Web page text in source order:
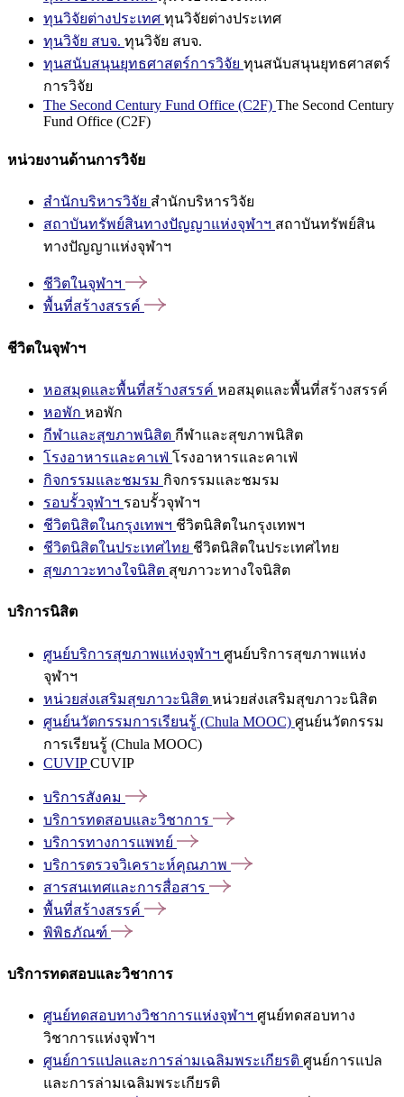
ทุนวิจัยต่างประเทศ ทุนวิจัยต่างประเทศ
ทุนวิจัย สบจ. ทุนวิจัย สบจ.
ทุนสนับสนุนยุทธศาสตร์การวิจัย ทุนสนับสนุนยุทธศาสตร์
การวิจัย
The Second Century Fund Office (C2F) The Second Century
Fund Office (C2F)
หน่วยงานด้านการวิจัย
สำนักบริหารวิจัย สำนักบริหารวิจัย
สถาบันทรัพย์สินทางปัญญาแห่งจุฬาฯ สถาบันทรัพย์สิน
ทางปัญญาแห่งจุฬาฯ
ชีวิตในจุฬาฯ
พื้นที่สร้างสรรค์
ชีวิตในจุฬาฯ
หอสมุดและพื้นที่สร้างสรรค์ หอสมุดและพื้นที่สร้างสรรค์
หอพัก หอพัก
กีฬาและสุขภาพนิสิต กีฬาและสุขภาพนิสิต
โรงอาหารและคาเฟ่ โรงอาหารและคาเฟ่
กิจกรรมและชมรม กิจกรรมและชมรม
รอบรั้วจุฬาฯ รอบรั้วจุฬาฯ
ชีวิตนิสิตในกรุงเทพฯ ชีวิตนิสิตในกรุงเทพฯ
ชีวิตนิสิตในประเทศไทย ชีวิตนิสิตในประเทศไทย
สุขภาวะทางใจนิสิต สุขภาวะทางใจนิสิต
บริการนิสิต
ศูนย์บริการสุขภาพแห่งจุฬาฯ ศูนย์บริการสุขภาพแห่ง
จุฬาฯ
หน่วยส่งเสริมสุขภาวะนิสิต หน่วยส่งเสริมสุขภาวะนิสิต
ศูนย์นวัตกรรมการเรียนรู้ (Chula MOOC) ศูนย์นวัตกรรม
การเรียนรู้ (Chula MOOC)
CUVIPCUVIP
บริการสังคม
บริการทดสอบและวิชาการ
บริการทางการแพทย์
บริการตรวจวิเคราะห์คุณภาพ
สารสนเทศและการสื่อสาร
พื้นที่สร้างสรรค์
พิพิธภัณฑ์
บริการทดสอบและวิชาการ
ศูนย์ทดสอบทางวิชาการแห่งจุฬาฯ ศูนย์ทดสอบทาง
วิชาการแห่งจุฬาฯ
ศูนย์การแปลและการล่ามเฉลิมพระเกียรติ ศูนย์การแปล
และการล่ามเฉลิมพระเกียรติ